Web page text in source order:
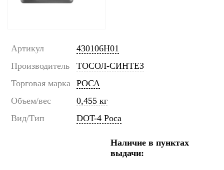
Артикул
430106Н01
Производитель
ТОСОЛ-СИНТЕЗ
Торговая марка
РОСА
Объем/вес
0,455 кг
Вид/Тип
DOT-4 Роса
Наличие в пунктах
выдачи: